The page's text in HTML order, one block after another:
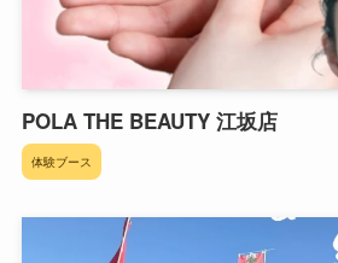
POLA THE BEAUTY 江坂店
体験ブース